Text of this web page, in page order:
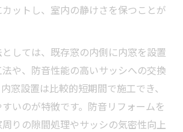
ットし、室内の静けさを保つことが
しては、既存窓の内側に内窓を設置
や、防音性能の高いサッシへの交換
窓設置は比較的短期間で施工でき、
いのが特徴です。防音リフォームを
りの隙間処理やサッシの気密性向上